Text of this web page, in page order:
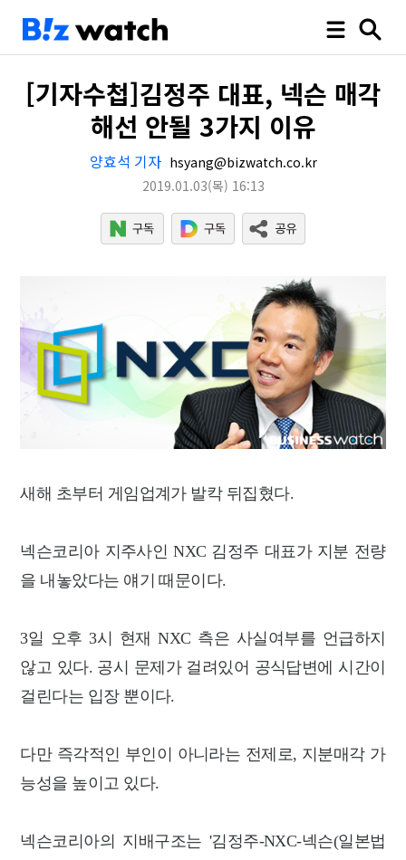
[기자수첩]김정주 대표, 넥슨 매각
해선 안될 3가지 이유
양효석 기자 hsyang@bizwatch.co.kr
2019.01.03(목) 16:13
새해 초부터 게임업계가 발칵 뒤집혔다.
넥슨코리아 지주사인 NXC 김정주 대표가 지분 전량
을 내놓았다는 얘기 때문이다.
3일 오후 3시 현재 NXC 측은 사실여부를 언급하지
않고 있다. 공시 문제가 걸려있어 공식답변에 시간이
걸린다는 입장 뿐이다.
다만 즉각적인 부인이 아니라는 전제로, 지분매각 가
능성을 높이고 있다.
넥슨코리아의 지배구조는 '김정주-NXC-넥슨(일본법